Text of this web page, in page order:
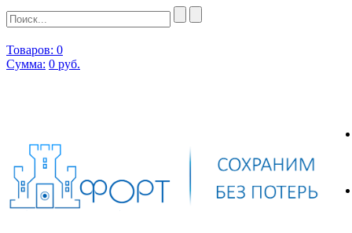
Товаров: 0
Сумма: 0 руб.